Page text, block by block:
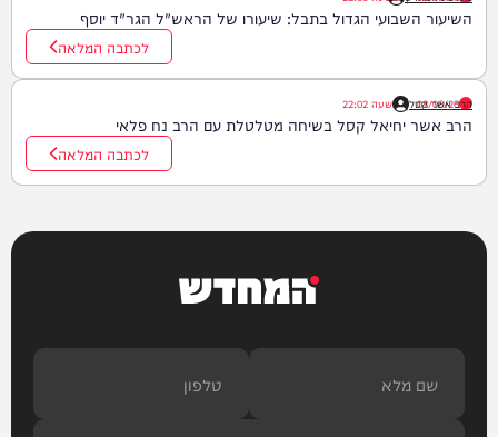
השיעור השבועי הגדול בתבל: שיעורו של הראש"ל הגר"ד יוסף
לכתבה המלאה
הרב אשר קסל
08/08/26
| בשעה 22:02
הרב אשר יחיאל קסל בשיחה מטלטלת עם הרב נח פלאי
לכתבה המלאה
המחדש